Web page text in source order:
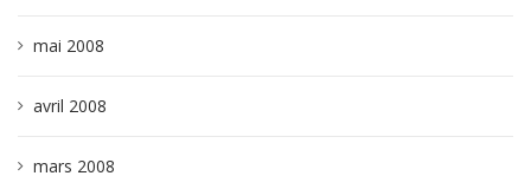
mai 2008
avril 2008
mars 2008